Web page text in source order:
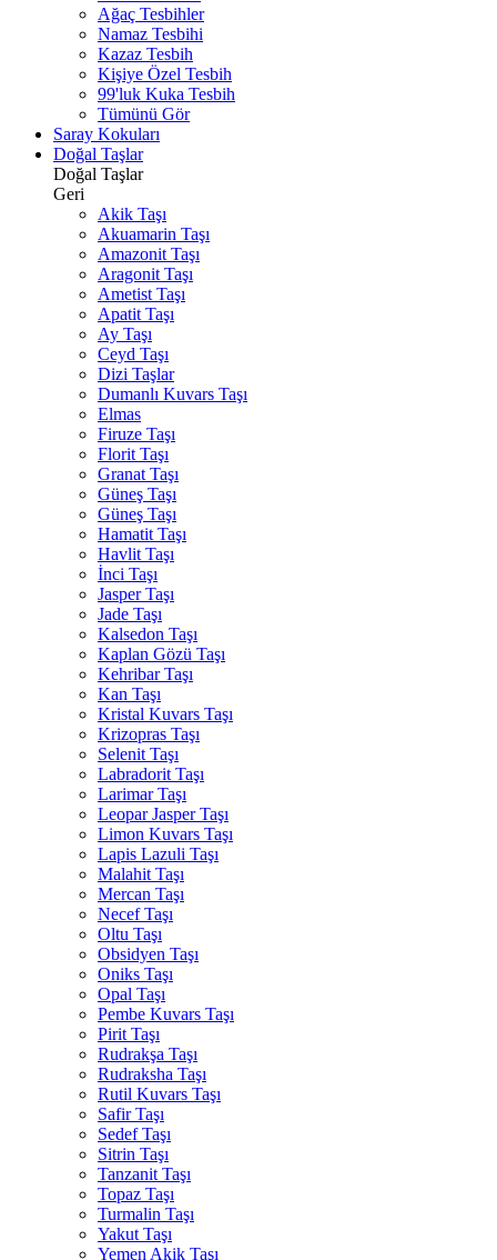
Ağaç Tesbihler
Namaz Tesbihi
Kazaz Tesbih
Kişiye Özel Tesbih
99'luk Kuka Tesbih
Tümünü Gör
Saray Kokuları
Doğal Taşlar
Doğal Taşlar
Geri
Akik Taşı
Akuamarin Taşı
Amazonit Taşı
Aragonit Taşı
Ametist Taşı
Apatit Taşı
Ay Taşı
Ceyd Taşı
Dizi Taşlar
Dumanlı Kuvars Taşı
Elmas
Firuze Taşı
Florit Taşı
Granat Taşı
Güneş Taşı
Güneş Taşı
Hamatit Taşı
Havlit Taşı
İnci Taşı
Jasper Taşı
Jade Taşı
Kalsedon Taşı
Kaplan Gözü Taşı
Kehribar Taşı
Kan Taşı
Kristal Kuvars Taşı
Krizopras Taşı
Selenit Taşı
Labradorit Taşı
Larimar Taşı
Leopar Jasper Taşı
Limon Kuvars Taşı
Lapis Lazuli Taşı
Malahit Taşı
Mercan Taşı
Necef Taşı
Oltu Taşı
Obsidyen Taşı
Oniks Taşı
Opal Taşı
Pembe Kuvars Taşı
Pirit Taşı
Rudrakşa Taşı
Rudraksha Taşı
Rutil Kuvars Taşı
Safir Taşı
Sedef Taşı
Sitrin Taşı
Tanzanit Taşı
Topaz Taşı
Turmalin Taşı
Yakut Taşı
Yemen Akik Taşı